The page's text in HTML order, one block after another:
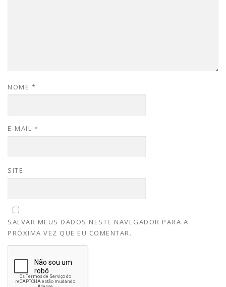
NOME *
E-MAIL *
SITE
SALVAR MEUS DADOS NESTE NAVEGADOR PARA A
PRÓXIMA VEZ QUE EU COMENTAR.